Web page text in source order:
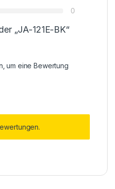
0
„JA-121E-BK“
um eine Bewertung